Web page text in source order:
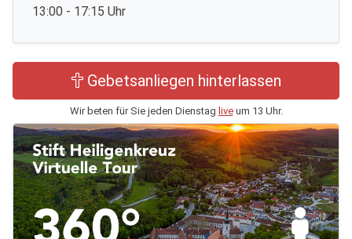
13:00 - 17:15 Uhr
Gebetsanliegen hinterlassen
Wir beten für Sie jeden Dienstag liveum 13 Uhr.